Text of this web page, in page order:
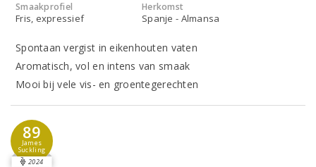
Smaakprofiel
Fris, expressief
Herkomst
Spanje - Almansa
Spontaan vergist in eikenhouten vaten
Aromatisch, vol en intens van smaak
Mooi bij vele vis- en groentegerechten
89
James
Suckling
2024